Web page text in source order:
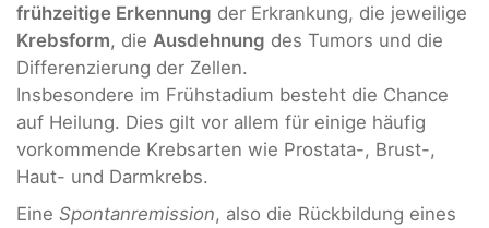
frühzeitige Erkennung der Erkrankung, die jeweilige
Krebsform, die Ausdehnung des Tumors und die
Differenzierung der Zellen.
Insbesondere im Frühstadium besteht die Chance
auf Heilung. Dies gilt vor allem für einige häufig
vorkommende Krebsarten wie Prostata-, Brust-,
Haut- und Darmkrebs.
Eine Spontanremission, also die Rückbildung eines